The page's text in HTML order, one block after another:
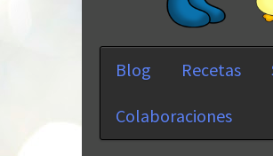
Blog Recetas
Colaboraciones